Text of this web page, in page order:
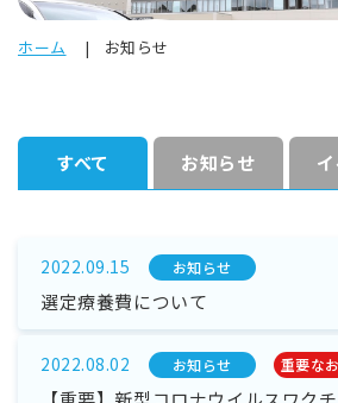
ホーム お知らせ
すべて お知らせ
2022.09.15 お知らせ
選定療養費について
2022.08.02 お知らせ 重要な